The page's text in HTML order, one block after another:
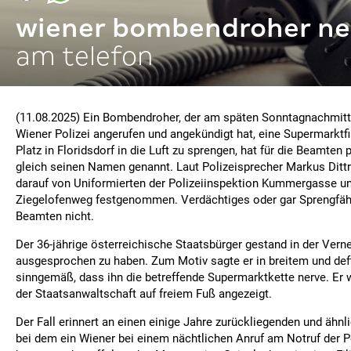
wiener bombendroher
am telefon
(11.08.2025) Ein Bombendroher, der am späten
Wiener Polizei angerufen und angekündigt hat, eine
Platz in Floridsdorf in die Luft zu sprengen, hat für die Beamten
gleich seinen Namen genannt. Laut Polizeisprecher Markus
darauf von Uniformierten der Polizeiinspektion Kummergasse
Ziegelofenweg festgenommen. Verdächtiges oder gar
Beamten nicht.
Der 36-jährige österreichische Staatsbürger gestand in der
ausgesprochen zu haben. Zum Motiv sagte er in breitem und
sinngemäß, dass ihn die betreffende Supermarktkette nerve. Er
der Staatsanwaltschaft auf freiem Fuß angezeigt.
Der Fall erinnert an einen einige Jahre zurückliegenden und
bei dem ein Wiener bei einem nächtlichen Anruf am Notruf der